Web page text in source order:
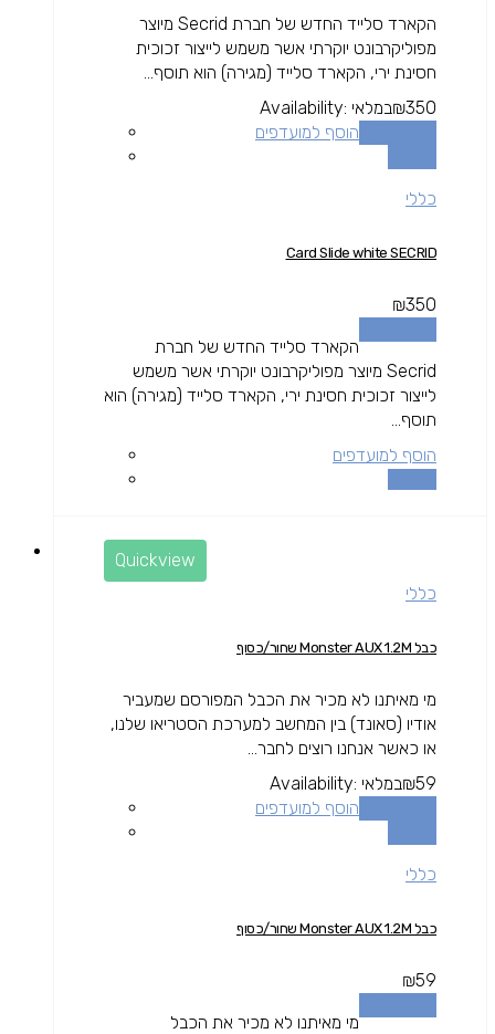
הקארד סלייד החדש של חברת Secrid מיוצר
מפוליקרבונט יוקרתי אשר משמש לייצור זכוכית
חסינת ירי, הקארד סלייד (מגירה) הוא תוסף...
₪350
Availability: במלאי
הוסף למועדפים
כללי
Card Slide white SECRID
₪350
הקארד סלייד החדש של חברת
Secrid מיוצר מפוליקרבונט יוקרתי אשר משמש
לייצור זכוכית חסינת ירי, הקארד סלייד (מגירה) הוא
תוסף...
הוסף למועדפים
Quickview
כללי
כבל Monster AUX 1.2M שחור/כסוף
מי מאיתנו לא מכיר את הכבל המפורסם שמעביר
אודיו (סאונד) בין המחשב למערכת הסטריאו שלנו,
או כאשר אנחנו רוצים לחבר...
₪59
Availability: במלאי
הוסף למועדפים
כללי
כבל Monster AUX 1.2M שחור/כסוף
₪59
מי מאיתנו לא מכיר את הכבל